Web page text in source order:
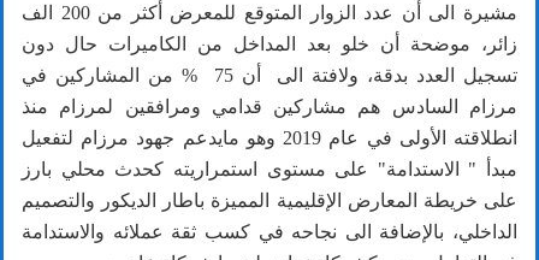
مشيرة الى أن عدد الزوار المتوقع للمعرض أكثر من 200 الف
زائر، موضحة أن خلو بعد المداخل من الكاميرات حال دون
تسجيل العدد بدقة، ولافتة الى أن 75 % من المشاركين في
مرزام السادس هم مشاركين قدامي ومرافقين لمرزام منذ
انطلاقته الأولى في عام 2019 وهو مايدعم جهود مرزام لتفعيل
مبدأ " الاستدامة" على مستوى استمراريته كحدث محلي بارز
على خريطة المعارض الإقليمية المميزة باطار الديكور والتصميم
الداخلي، بالإضافة الى نجاحه في كسب ثقة عملائه والاستدامة